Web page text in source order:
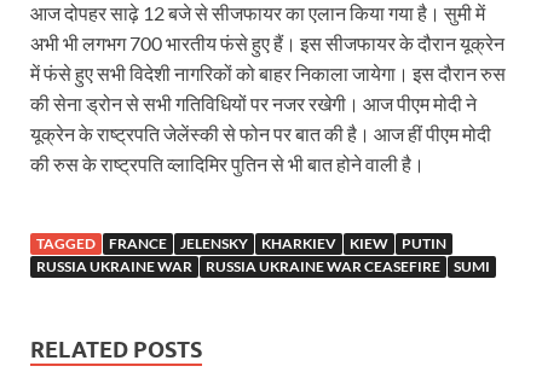
Sundarpura Railway Station: खाटू श्याम जी के भक्तो
Jan-Jan Ki Sarkar Abhiyan: 4 जुलाई से फिर शुरु होगा
आ गई यूपी बीजेपी संगठन की लिस्ट, देखिए कौन-कौन है इस
Chhattisgarh UCC: छत्तीसगढ़ में UCC का खाका तैयार
9New Sectoral Policy: 9 नई सेक्टोरल पॉलिसी, एक
New haryana Industrial Policy: मुख्यमंत्री नायब सिंह
आज दोपहर साढ़े 12 बजे से सीजफायर का एलान किया गया है। सुमी में
अभी भी लगभग 700 भारतीय फंसे हुए हैं। इस सीजफायर के दौरान यूक्रेन
में फंसे हुए सभी विदेशी नागरिकों को बाहर निकाला जायेगा। इस दौरान रुस
की सेना ड्रोन से सभी गतिविधियों पर नजर रखेगी। आज पीएम मोदी ने
यूक्रेन के राष्ट्रपति जेलेंस्की से फोन पर बात की है। आज हीं पीएम मोदी
की रुस के राष्ट्रपति व्लादिमिर पुतिन से भी बात होने वाली है।
TAGGED FRANCE JELENSKY KHARKIEV KIEW
PUTIN
RUSSIA UKRAINE WAR
RUSSIA UKRAINE WAR CEASEFIRE SUMI
RELATED POSTS